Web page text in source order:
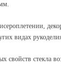
видах
свойств стекла